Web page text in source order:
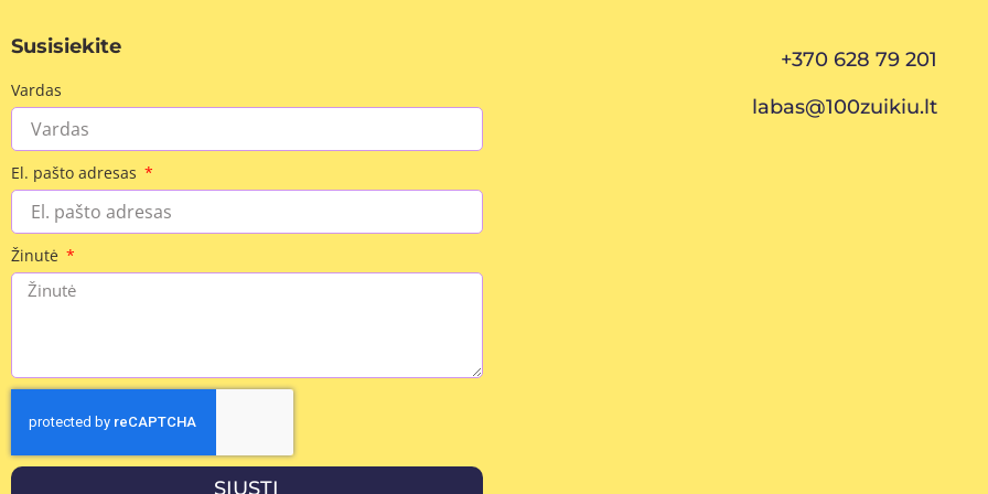
Susisiekite
Vardas
El. pašto adresas
Žinutė
SIŲSTI
+370 628 79 201
labas@100zuikiu.lt